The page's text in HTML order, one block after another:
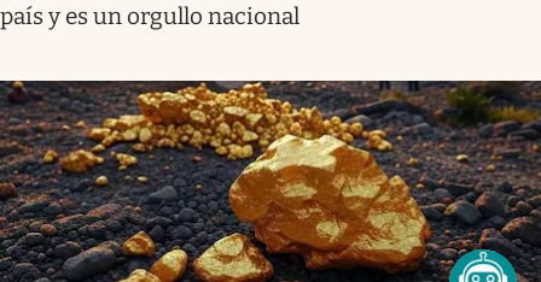
país y es un orgullo nacional